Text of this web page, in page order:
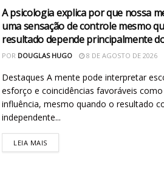
A psicologia explica por que nossa
uma sensação de controle mesmo
resultado depende principalmente
POR DOUGLAS HUGO 8 DE AGOSTO DE 2026
Destaques A mente pode interpretar
esforço e coincidências favoráveis como
influência, mesmo quando o resultado
independente...
LEIA MAIS